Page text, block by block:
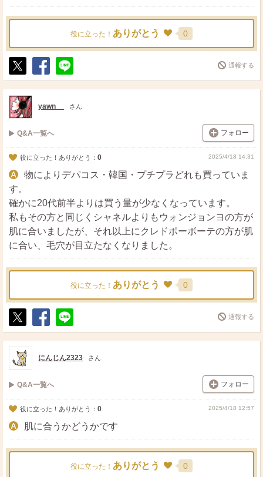
役に立った！ ありがとう 0
ポ
ス
ト
シ
ェ
送
る
通報する
yawn__ さん
Q&A一覧へ フォロー
役に立った！ありがとう： 0 2025/4/18 14:31
物によりデパコス・韓国・プチプラどれも買っていま
す。
確かに20代前半よりは買う量が少なくなっています。
私もその方と同じくシャネルよりもウォンジョンヨの方が
肌に合いましたが、それ以上にクレドポーボーテの方が肌
に合い、毛穴が目立たなくなりました。
役に立った！ ありがとう 0
ポ
ス
ト
シ
ェ
送
る
通報する
にんじん2323 さん
Q&A一覧へ フォロー
役に立った！ありがとう： 0 2025/4/18 12:57
肌に合うかどうかです
役に立った！ ありがとう 0